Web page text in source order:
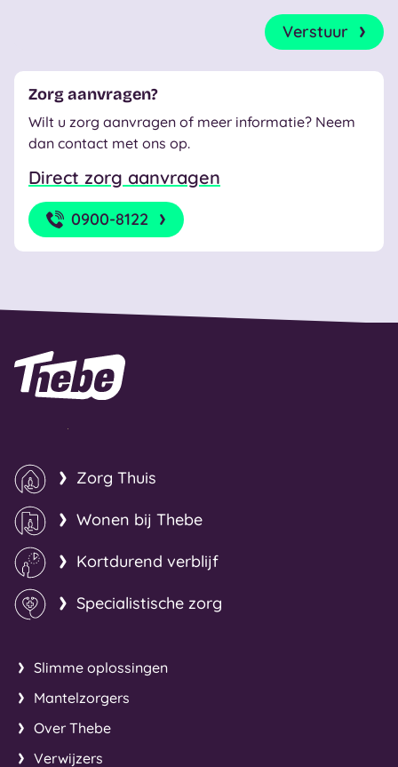
Verstuur
Zorg aanvragen?
Wilt u zorg aanvragen of meer informatie? Neem
dan contact met ons op.
Direct zorg aanvragen
0900-8122
Naar homepage
Zorg Thuis
Wonen bij Thebe
Kortdurend verblijf
Specialistische zorg
Slimme oplossingen
Mantelzorgers
Over Thebe
Verwijzers